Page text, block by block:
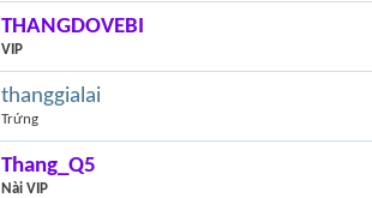
THANGDOVEBI
VIP
thanggialai
Trứng
Thang_Q5
Nài VIP